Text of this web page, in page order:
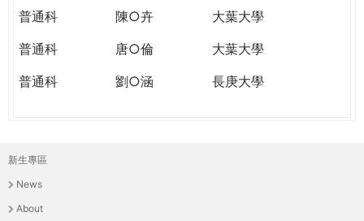
普通科
陳○卉
大葉大學
普通科
唐○倫
大葉大學
普通科
劉○涵 長庚大學
主
選
新生專區
News
About